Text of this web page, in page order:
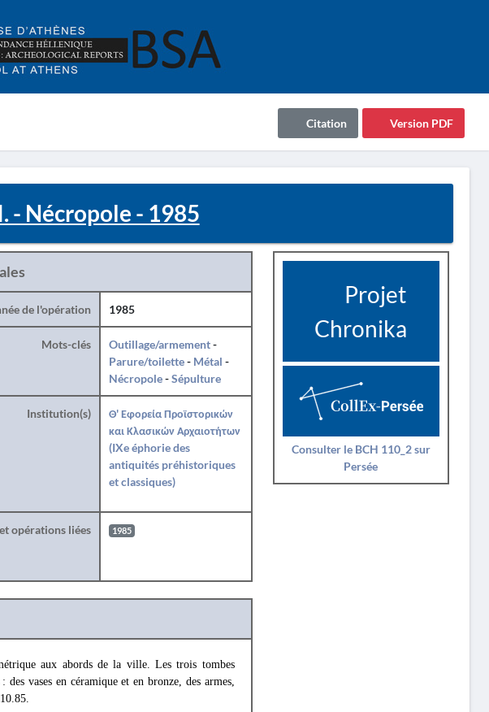
Version PDF
Citation
- Nécropole - 1985
de l'opération 1985
Mots-clés Outillage/armement-
Parure/toilette- Métal -
Nécropole-Sépulture
Institution(s)
Θ' Εφορεία Προϊστορικών
και Κλασικών Αρχαιοτήτων
(IXe éphorie des
antiquités préhistoriques
et classiques)
opérations liées 1985
aux abords de la ville. Les trois tombes
vases en céramique et en bronze, des armes,
Projet
Chronika
Consulter le BCH 110_2 sur
Persée